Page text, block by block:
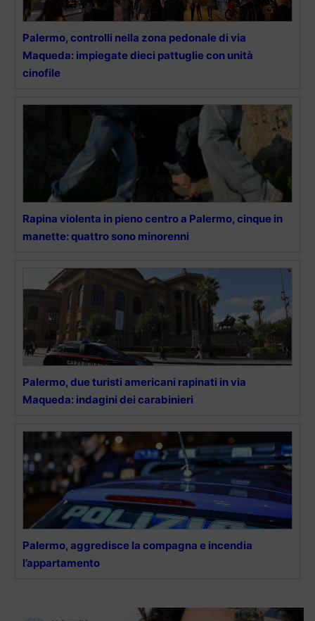
Palermo, controlli nella zona pedonale di via
Maqueda: impiegate dieci pattuglie con unità
cinofile
Rapina violenta in pieno centro a Palermo, cinque in
manette: quattro sono minorenni
Palermo, due turisti americani rapinati in via
Maqueda: indagini dei carabinieri
Palermo, aggredisce la compagna e incendia
l’appartamento